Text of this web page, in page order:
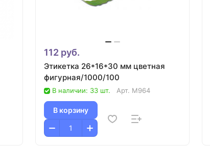
112 руб.
Этикетка 26*16*30 мм цветная
фигурная/1000/100
В наличии: 33 шт. Арт. М964
В корзину